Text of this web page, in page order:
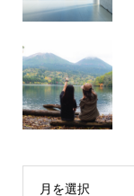
月を選択